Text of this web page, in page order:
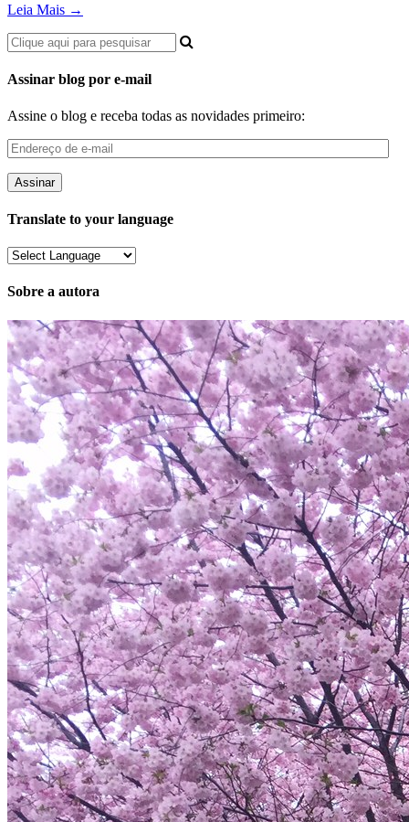
Leia Mais →
Assinar blog por e-mail
Assine o blog e receba todas as novidades primeiro:
Endereço
de
e-
mail
Translate to your language
Sobre a autora